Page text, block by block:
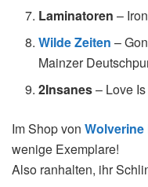
Laminatoren –
Wilde Zeiten –
Mainzer
2Insanes– Love
Im Shop von
wenige Exemplare!
Also ranhalten, ihr